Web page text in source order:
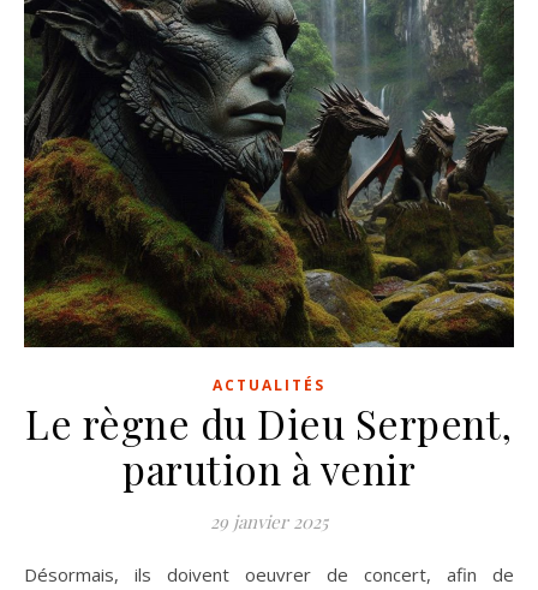
ACTUALITÉS
Le règne du Dieu Serpent,
parution à venir
29 janvier 2025
Désormais, ils doivent oeuvrer de concert, afin de